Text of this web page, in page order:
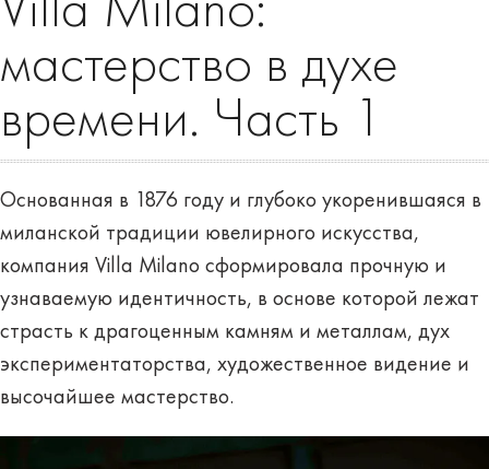
Villa Milano:
мастерство в духе
времени. Часть 1
Основанная в 1876 году и глубоко укоренившаяся в
миланской традиции ювелирного искусства,
компания Villa Milano сформировала прочную и
узнаваемую идентичность, в основе которой лежат
страсть к драгоценным камням и металлам, дух
экспериментаторства, художественное видение и
высочайшее мастерство.